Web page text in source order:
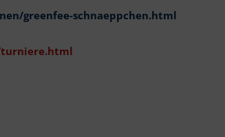
greenfee-schnaeppchen.html